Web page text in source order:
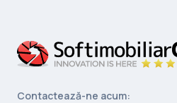
Contactează-ne acum: